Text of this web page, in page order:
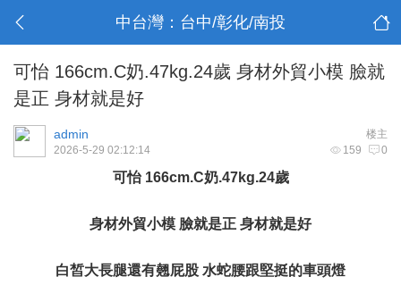
中台灣：台中/彰化/南投
可怡 166cm.C奶.47kg.24歲 身材外貿小模 臉就
是正 身材就是好
楼主
admin
159 0
2026-5-29 02:12:14
可怡 166cm.C奶.47kg.24歲
身材外貿小模 臉就是正 身材就是好
白皙大長腿還有翹屁股 水蛇腰跟堅挺的車頭燈